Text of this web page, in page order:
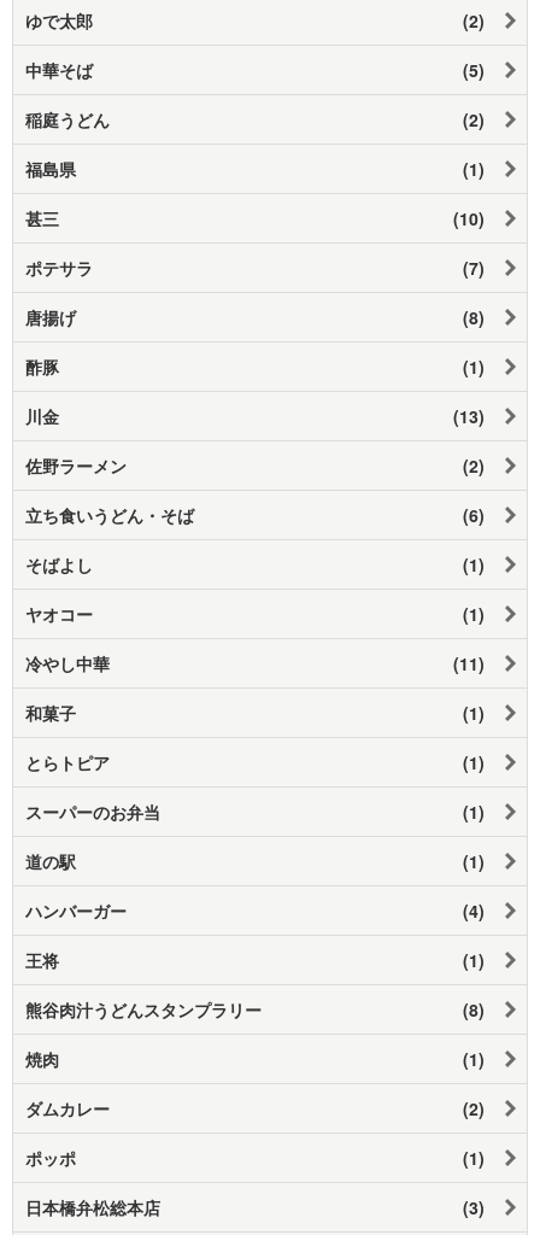
ゆで太郎 (2)
中華そば (5)
稲庭うどん (2)
福島県 (1)
甚三 (10)
ポテサラ (7)
唐揚げ (8)
酢豚 (1)
川金 (13)
佐野ラーメン (2)
立ち食いうどん・そば (6)
そばよし (1)
ヤオコー (1)
冷やし中華 (11)
和菓子 (1)
とらトピア (1)
スーパーのお弁当 (1)
道の駅 (1)
ハンバーガー (4)
王将 (1)
熊谷肉汁うどんスタンプラリー (8)
焼肉 (1)
ダムカレー (2)
ポッポ (1)
日本橋弁松総本店 (3)